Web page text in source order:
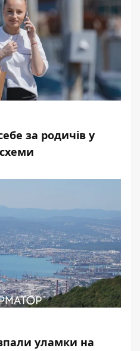
за родичів у
уламки на